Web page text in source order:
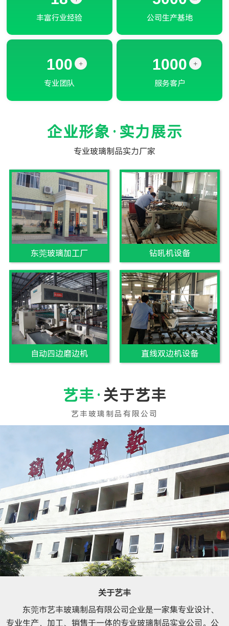
丰富行业经验 公司生产基地
100 +
专业团队
1000 +
服务客户
企业形象·实力展示
专业玻璃制品实力厂家
东莞玻璃加工厂 钻吼机设备
自动四边磨边机 直线双边机设备
关于艺丰
关于艺丰
东莞市艺丰玻璃制品有限公司企业是一家集专业设计、
专业生产，加工、销售于一体的专业玻璃制品实业公司。公